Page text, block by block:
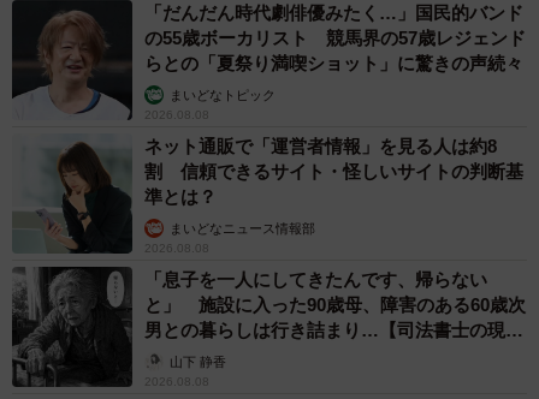
「だんだん時代劇俳優みたく…」国民的バンド
の55歳ボーカリスト 競馬界の57歳レジェンド
らとの「夏祭り満喫ショット」に驚きの声続々
まいどなトピック
2026.08.08
ネット通販で「運営者情報」を見る人は約8
割 信頼できるサイト・怪しいサイトの判断基
準とは？
まいどなニュース情報部
2026.08.08
「息子を一人にしてきたんです、帰らない
と」 施設に入った90歳母、障害のある60歳次
男との暮らしは行き詰まり…【司法書士の現場
から】山下 静香
2026.08.08